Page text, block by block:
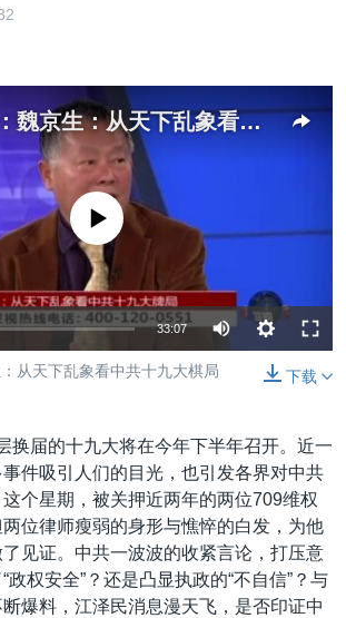
时事大家谈：魏京生：从天下乱象看中共十九大棋局
没有媒体可用资源
33:07
下载
从天下乱象看中共十九大棋局
换届的十九大将在今年下半年召开。近一
件吸引人们的目光，也引发各界对中共
个星期，被关押近两年的两位709维权
位律师瘦弱的身形与憔悴的白发，为他
见证。中共一波波的收紧言论，打压意
政权安全”？还是凸显执政的“不自信”？与
爆料，江泽民消息漫天飞，是否印证中